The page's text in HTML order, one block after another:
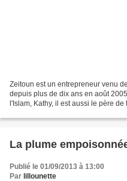
Zeitoun est un entrepreneur venu
depuis plus de dix ans en août
l'Islam, Kathy, il est aussi le père de
La plume
Publié le 01/09/2013 à 13:00
Par lillounette